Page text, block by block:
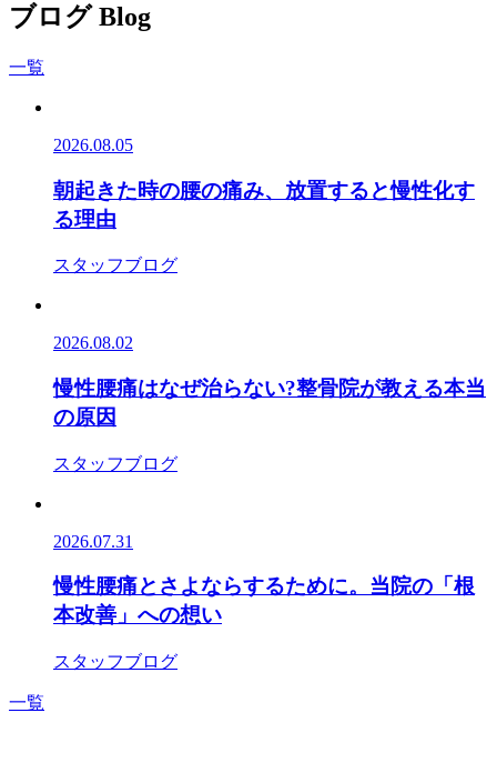
ブログ Blog
一覧
2026.08.05
朝起きた時の腰の痛み、放置すると慢性化す
る理由
スタッフブログ
2026.08.02
慢性腰痛はなぜ治らない?整骨院が教える本当
の原因
スタッフブログ
2026.07.31
慢性腰痛とさよならするために。当院の「根
本改善」への想い
スタッフブログ
一覧